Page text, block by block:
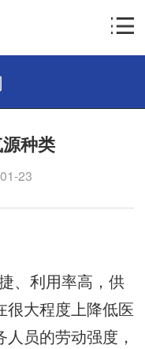
种类
23
、利用率高，供
很大程度上降低医
员的劳动强度，